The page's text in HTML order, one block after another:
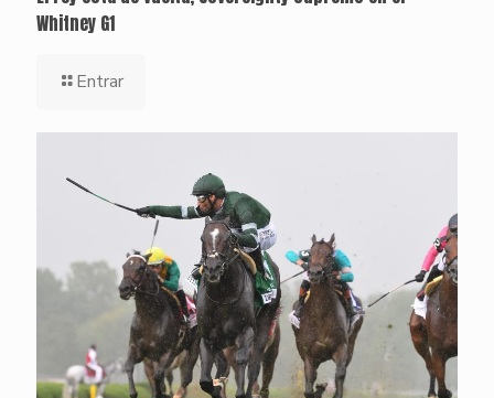
Whitney G1
Entrar